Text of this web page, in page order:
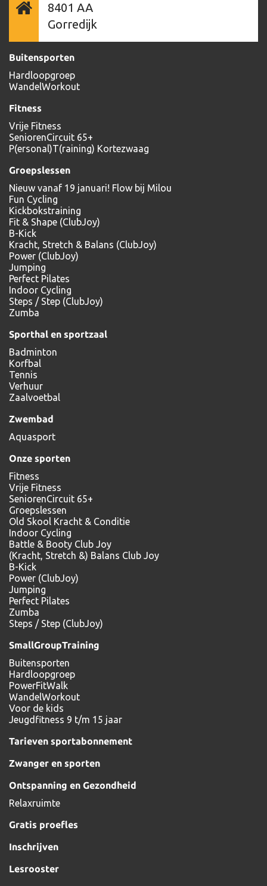
8401 AA
Gorredijk
Buitensporten
Hardloopgroep
WandelWorkout
Fitness
Vrije Fitness
SeniorenCircuit 65+
P(ersonal)T(raining) Kortezwaag
Groepslessen
Nieuw vanaf 19 januari! Flow bij Milou
Fun Cycling
Kickbokstraining
Fit & Shape (ClubJoy)
B-Kick
Kracht, Stretch & Balans (ClubJoy)
Power (ClubJoy)
Jumping
Perfect Pilates
Indoor Cycling
Steps / Step (ClubJoy)
Zumba
Sporthal en sportzaal
Badminton
Korfbal
Tennis
Verhuur
Zaalvoetbal
Zwembad
Aquasport
Onze sporten
Fitness
Vrije Fitness
SeniorenCircuit 65+
Groepslessen
Old Skool Kracht & Conditie
Indoor Cycling
Battle & Booty Club Joy
(Kracht, Stretch &) Balans Club Joy
B-Kick
Power (ClubJoy)
Jumping
Perfect Pilates
Zumba
Steps / Step (ClubJoy)
SmallGroupTraining
Buitensporten
Hardloopgroep
PowerFitWalk
WandelWorkout
Voor de kids
Jeugdfitness 9 t/m 15 jaar
Tarieven sportabonnement
Zwanger en sporten
Ontspanning en Gezondheid
Relaxruimte
Gratis proefles
Inschrijven
Lesrooster